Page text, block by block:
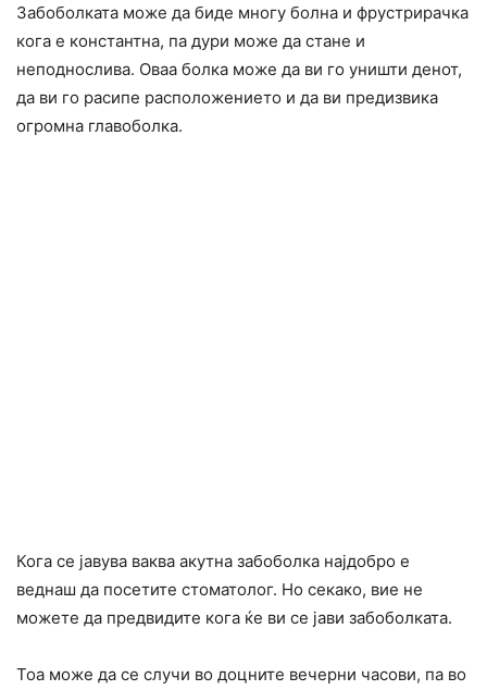
Забоболката може да биде многу болна и фрустрирачка
кога е константна, па дури може да стане и
неподнослива. Оваа болка може да ви го уништи денот,
да ви го расипе расположението и да ви предизвика
огромна главоболка.
Кога се јавува ваква акутна забоболка најдобро е
веднаш да посетите стоматолог. Но секако, вие не
можете да предвидите кога ќе ви се јави забоболката.
Тоа може да се случи во доцните вечерни часови, па во